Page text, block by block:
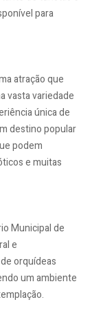
para
atração que
vasta variedade
única de
destino popular
podem
e muitas
Municipal de
e
orquídeas
um ambiente